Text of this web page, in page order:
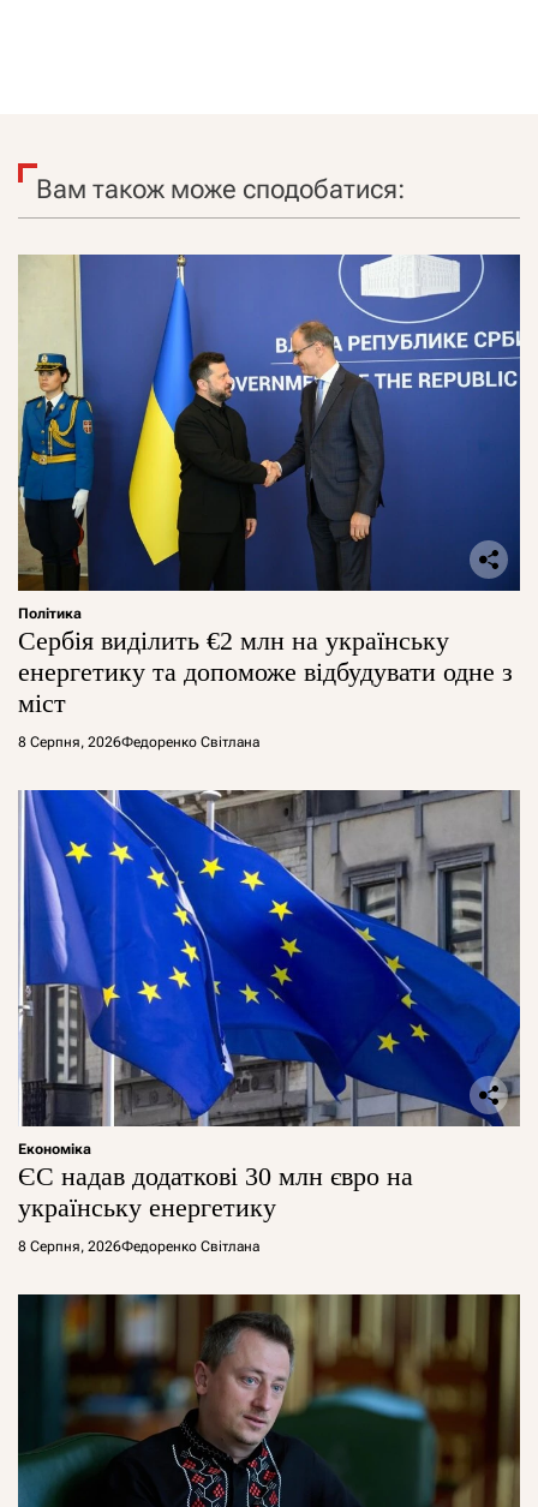
Вам також може сподобатися:
Політика
Сербія виділить €2 млн на українську
енергетику та допоможе відбудувати одне з
міст
8 Серпня, 2026Федоренко Світлана
Економіка
ЄС надав додаткові 30 млн євро на
українську енергетику
8 Серпня, 2026Федоренко Світлана